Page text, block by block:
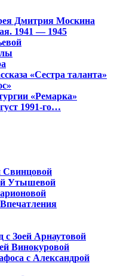
Дмитрия Москина
1941 — 1945
«Сестра таланта»
«Ремарка»
1991-го…
Свинцовой
Утышевой
Зоей Арнаутовой
Винокуровой
с Александрой